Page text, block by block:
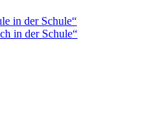
in der Schule“
in der Schule“